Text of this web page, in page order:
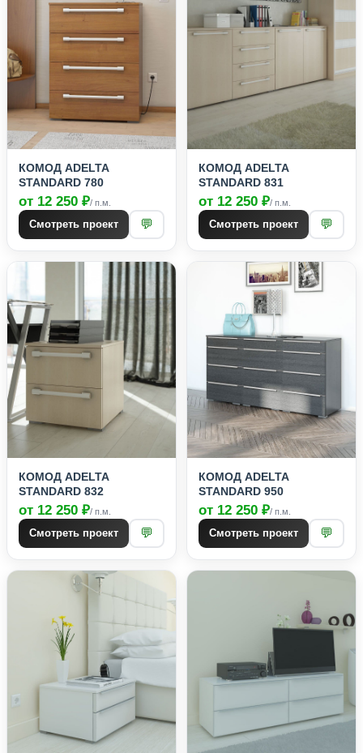
КОМОД ADELTA
STANDARD 780
от 12 250 ₽/ п.м.
Смотреть проект 💬
КОМОД ADELTA
STANDARD 831
от 12 250 ₽/ п.м.
Смотреть проект 💬
КОМОД ADELTA
STANDARD 832
от 12 250 ₽/ п.м.
Смотреть проект 💬
КОМОД ADELTA
STANDARD 950
от 12 250 ₽/ п.м.
Смотреть проект 💬